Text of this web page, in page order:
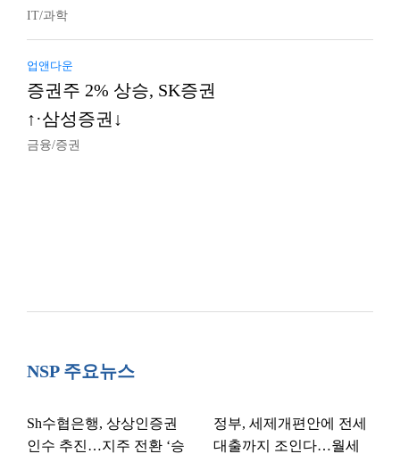
IT/과학
업앤다운
증권주 2% 상승, SK증권
↑·삼성증권↓
금융/증권
NSP 주요뉴스
Sh수협은행, 상상인증권
인수 추진…지주 전환 ‘승
정부, 세제개편안에 전세
대출까지 조인다…월세